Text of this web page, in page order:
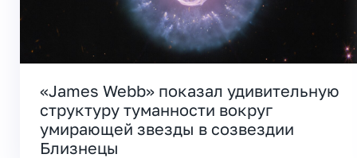
«James Webb» показал удивительную
структуру туманности вокруг
умирающей звезды в созвездии
Близнецы